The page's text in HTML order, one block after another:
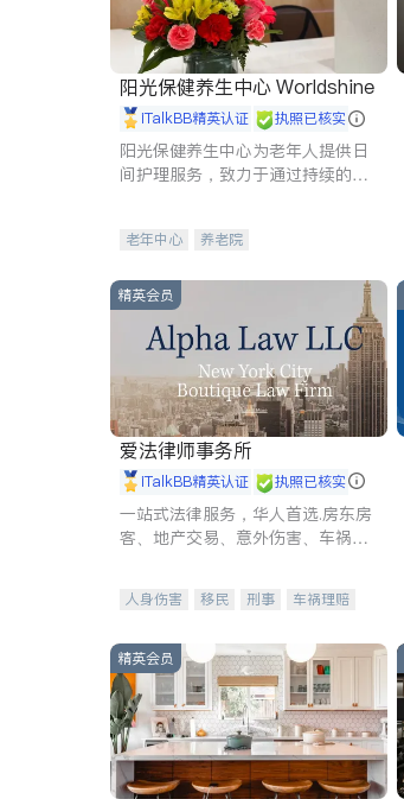
阳光保健养生中心 Worldshine
iTalkBB精英认证 执照已核实
阳光保健养生中心为老年人提供日
间护理服务，致力于通过持续的护
老年中心 养老院
精英会员
爱法律师事务所
iTalkBB精英认证 执照已核实
一站式法律服务，华人首选.房东房
客、地产交易、意外伤害、车祸重
人身伤害 移民 刑事
车祸理赔
商标注册
索赔 律师-其它 保释
精英会员